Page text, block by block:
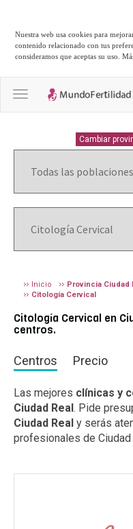
Nuestra web usa cookies para
contenido relacionado con tus
consideramos que aceptas su uso.
Toggle navigation
Cambiar
Inicio Provincia Ciudad
Citología Cervical
Citología Cervical en
centros.
Centros Precio
Las mejores clínicas y
Ciudad Real . Pide
Ciudad Real y serás
profesionales de Ciudad